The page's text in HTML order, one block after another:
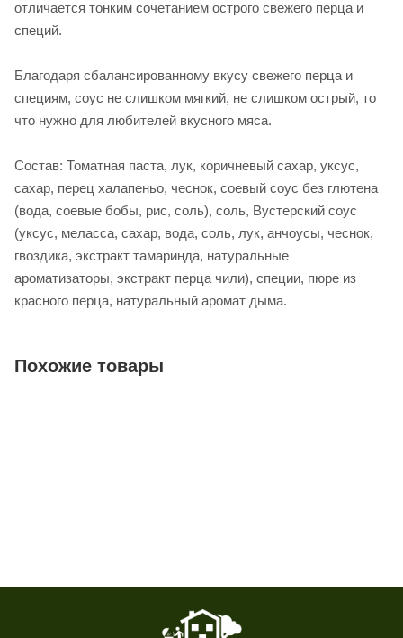
отличается тонким сочетанием острого свежего перца и
специй.
Благодаря сбалансированному вкусу свежего перца и
специям, соус не слишком мягкий, не слишком острый, то
что нужно для любителей вкусного мяса.
Состав: Томатная паста, лук, коричневый сахар, уксус,
сахар, перец халапеньо, чеснок, соевый соус без глютена
(вода, соевые бобы, рис, соль), соль, Вустерский соус
(уксус, меласса, сахар, вода, соль, лук, анчоусы, чеснок,
гвоздика, экстракт тамаринда, натуральные
ароматизаторы, экстракт перца чили), специи, пюре из
красного перца, натуральный аромат дыма.
Похожие товары